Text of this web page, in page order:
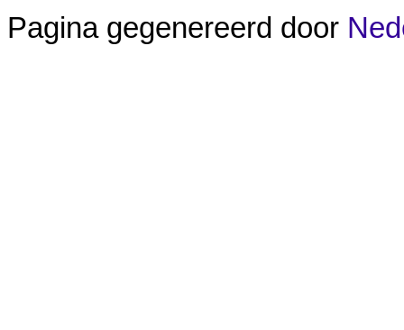
Pagina gegenereerd door